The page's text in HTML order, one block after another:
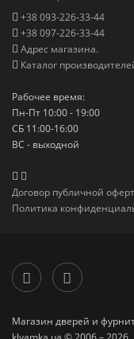
+38 093-226-33-44
+38 097-226-33-44
Адрес магазина.
Каталог
Рабочее время:
Пн-Пт 10:00 - 19:00
СБ 11:00-16:00
ВС - выходной
Договор публичной
Политика
Магазин дверей и